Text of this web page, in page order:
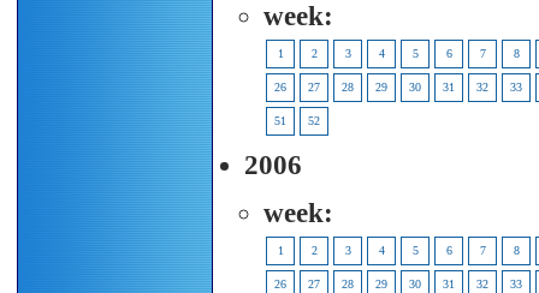
week:
1 2 3 4 5 6 7 8
26 27 28 29 30 31 32 33
51 52
2006
week:
1 2 3 4 5 6 7 8
26 27 28 29 30 31 32 33